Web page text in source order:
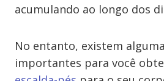
acumulando ao longo dos
No entanto, existem
importantes para você